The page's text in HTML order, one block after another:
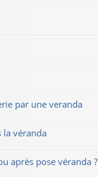
par une veranda
la véranda
après pose véranda ?